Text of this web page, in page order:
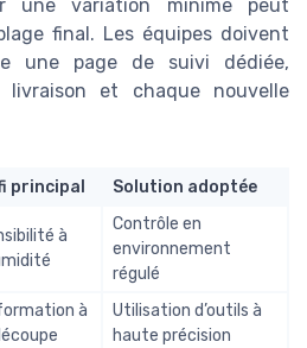
une variation minime peut
final. Les équipes doivent
une page de suivi dédiée,
livraison et chaque nouvelle
principal Solution adoptée
à
Contrôle en
environnement
régulé
à
Utilisation d’outils à
haute précision